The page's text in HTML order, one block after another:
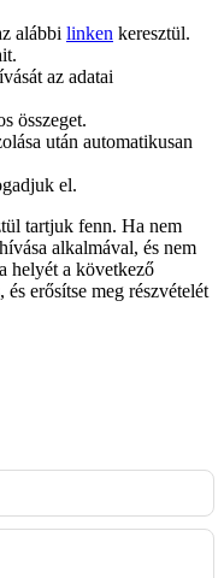
alábbi linken keresztül.
az adatai
összeget.
után automatikusan
el.
tartjuk fenn. Ha nem
alkalmával, és nem
helyét a következő
erősítse meg részvételét